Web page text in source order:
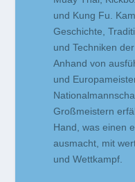
und Kung Fu.
Geschichte,
und Techniken
Anhand von
und
Großmeistern
Hand, was einen
ausmacht, mit
und Wettkampf.